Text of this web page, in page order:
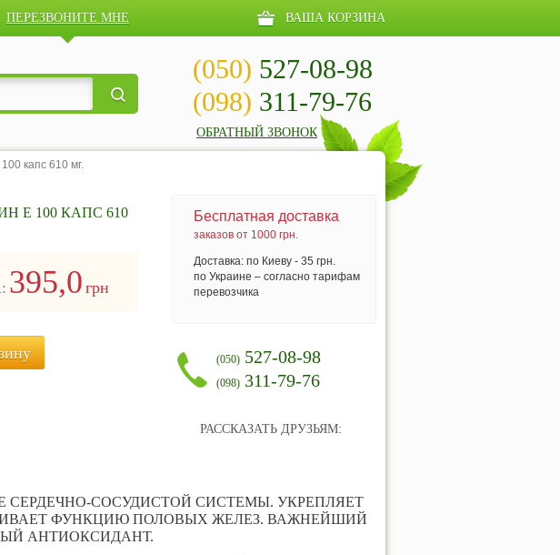
ПЕРЕЗВОНИТЕ МНЕ ВАША КОРЗИНА
(050) 527-08-98
(098) 311-79-76
ОБРАТНЫЙ ЗВОНОК
капс 610 мг.
Е 100 КАПС 610
395,0 грн
Бесплатная доставка
заказов от 1000 грн.
Доставка: по Киеву - 35 грн.
по Украине – согласно тарифам
перевозчика
(050) 527-08-98
(098) 311-79-76
РАССКАЗАТЬ ДРУЗЬЯМ:
СОСУДИСТОЙ СИСТЕМЫ. УКРЕПЛЯЕТ
ФУНКЦИЮ ПОЛОВЫХ ЖЕЛЕЗ. ВАЖНЕЙШИЙ
АНТИОКСИДАНТ.